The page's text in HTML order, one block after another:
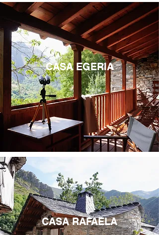
CASA EGERIA
CASA RAFAELA